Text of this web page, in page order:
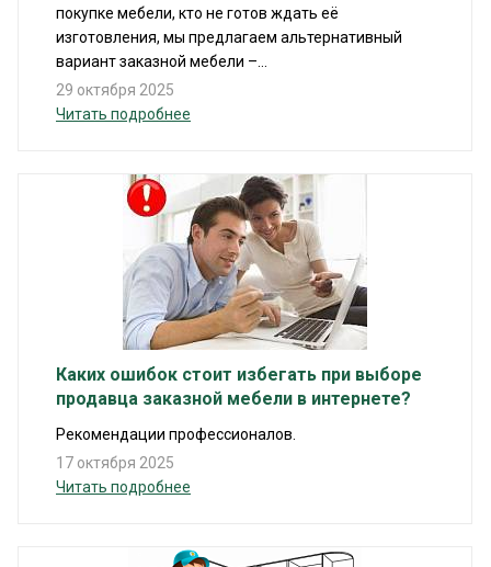
покупке мебели, кто не готов ждать её
изготовления, мы предлагаем альтернативный
вариант заказной мебели –...
29 октября 2025
Читать подробнее
Каких ошибок стоит избегать при выборе
продавца заказной мебели в интернете?
Рекомендации профессионалов.
17 октября 2025
Читать подробнее